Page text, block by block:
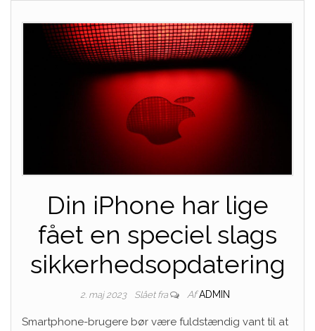
Din iPhone har lige
fået en speciel slags
sikkerhedsopdatering
2. maj 2023 Slået fra Af ADMIN
Smartphone-brugere bør være fuldstændig vant til at